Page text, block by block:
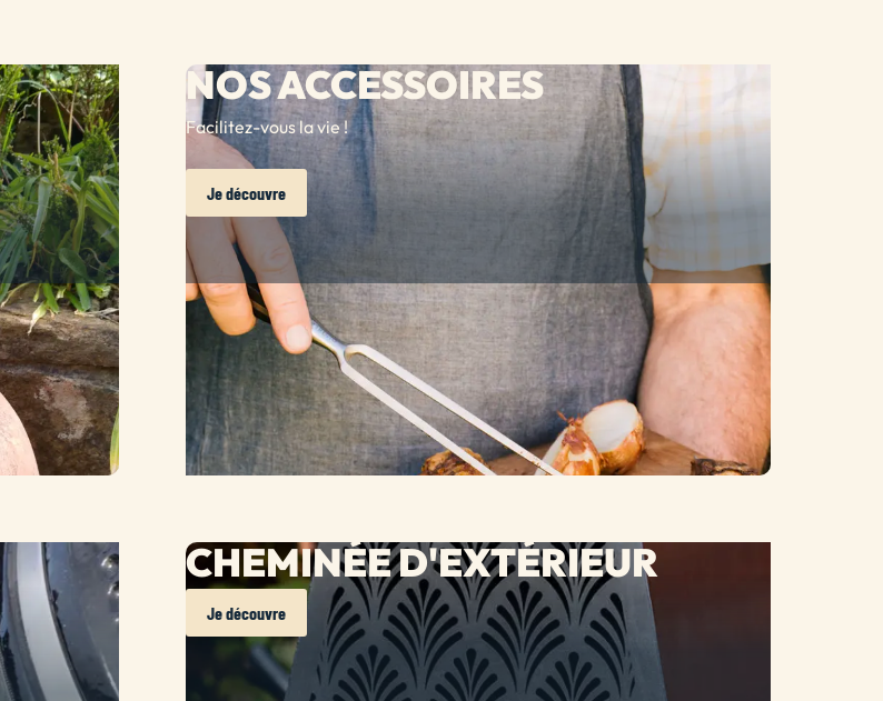
NOS ACCESSOIRES
Facilitez-vous la vie !
Je découvre
CHEMINÉE D'EXTÉRIEUR
Je découvre